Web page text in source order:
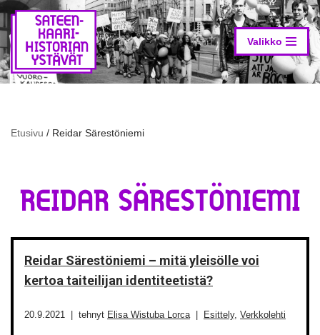
Siirry
suoraan
sisältöön
Valikko
Etusivu / Reidar Särestöniemi
REIDAR SÄRESTÖNIEMI
Reidar Särestöniemi – mitä yleisölle voi
kertoa taiteilijan identiteetistä?
20.9.2021 tehnyt Elisa Wistuba Lorca Esittely, Verkkolehti